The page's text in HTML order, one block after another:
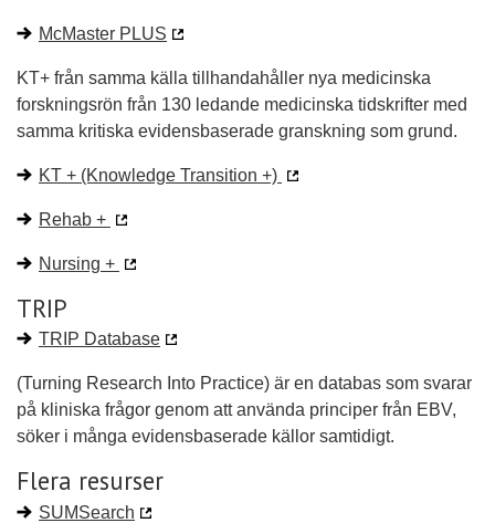
McMaster PLUS
KT+ från samma källa tillhandahåller nya medicinska
forskningsrön från 130 ledande medicinska tidskrifter med
samma kritiska evidensbaserade granskning som grund.
KT + (Knowledge Transition +)
Rehab +
Nursing +
TRIP
TRIP Database
(Turning Research Into Practice) är en databas som svarar
på kliniska frågor genom att använda principer från EBV,
söker i många evidensbaserade källor samtidigt.
Flera resurser
SUMSearch